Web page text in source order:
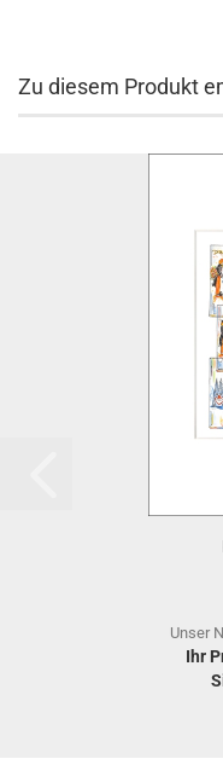
Zu diesem Produkt
Unser
Ihr